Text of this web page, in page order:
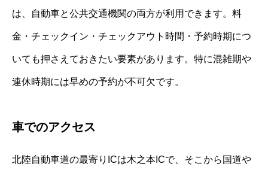
は、自動車と公共交通機関の両方が利用できます。料
金・チェックイン・チェックアウト時間・予約時期につ
いても押さえておきたい要素があります。特に混雑期や
連休時期には早めの予約が不可欠です。
車でのアクセス
北陸自動車道の最寄りICは木之本ICで、そこから国道や